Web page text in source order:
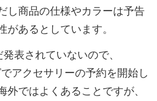
し商品の仕様やカラーは予告
があるとしています。
表されていないので、
アクセサリーの予約を開始し
外ではよくあることですが、